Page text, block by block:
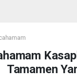
Tamamen